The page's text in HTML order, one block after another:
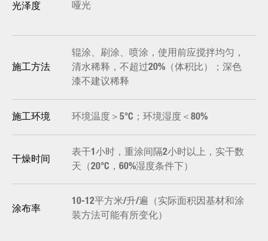
光泽度 哑光
施工方法
辊涂、刷涂、喷涂，使用前应搅拌均匀，
清水稀释，不超过20%（体积比）；深色
漆不建议稀释
施工环境 环境温度＞5°C；环境湿度＜80%
干燥时间
表干1小时，重涂间隔2小时以上，实干数
天（20°C，60%湿度条件下）
涂布率
10-12平方米/升/遍（实际面积因基材和涂
装方法可能有所变化）